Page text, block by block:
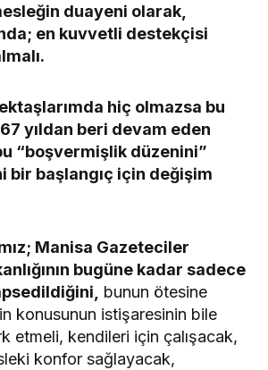
duayeni olarak,
en kuvvetli destekçisi
hiç olmazsa bu
yıldan beri devam eden
“boşvermişlik düzenini”
bir başlangıç için değişim
Manisa Gazeteciler
bugüne kadar sadece
bunun ötesine
konusunun istişaresinin bile
etmeli, kendileri için çalışacak,
konfor sağlayacak,